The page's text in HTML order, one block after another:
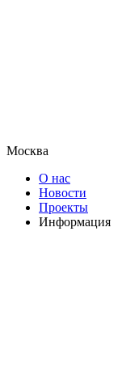
Москва
О нас
Новости
Проекты
Информация